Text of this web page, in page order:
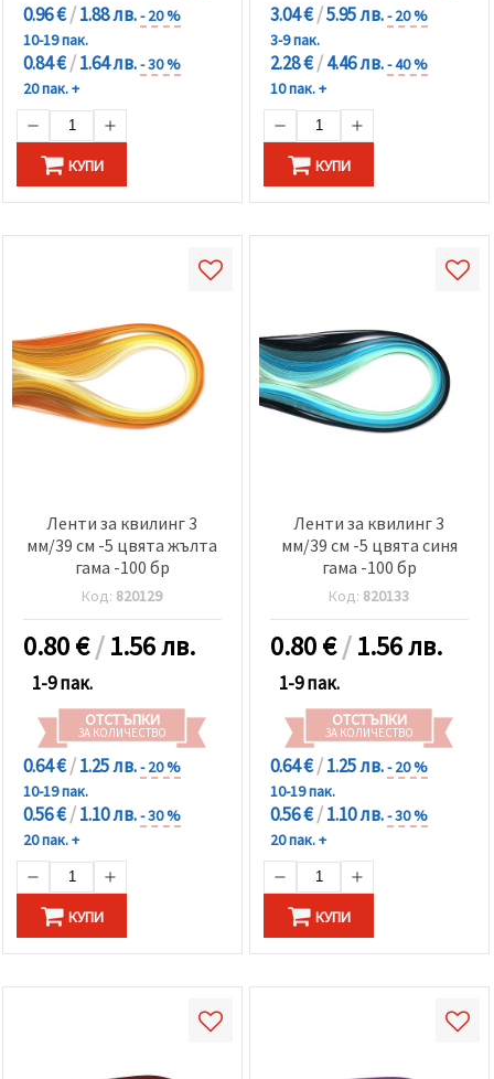
0.96 €/1.88 лв.- 20 %
10-19 пак.
0.84 €/1.64 лв.- 30 %
20 пак. +
КУПИ
3.04 €/5.95 лв.- 20 %
3-9 пак.
2.28 €/4.46 лв.- 40 %
10 пак. +
КУПИ
Ленти за квилинг 3
мм/39 см -5 цвята жълта
гама -100 бр
Код: 820129
0.80€/1.56 лв.
1-9 пак.
ОТСТЪПКИ
ЗА КОЛИЧЕСТВО
0.64 €/1.25 лв.- 20 %
10-19 пак.
0.56 €/1.10 лв.- 30 %
20 пак. +
КУПИ
Ленти за квилинг 3
мм/39 см -5 цвята синя
гама -100 бр
Код: 820133
0.80€/1.56 лв.
1-9 пак.
ОТСТЪПКИ
ЗА КОЛИЧЕСТВО
0.64 €/1.25 лв.- 20 %
10-19 пак.
0.56 €/1.10 лв.- 30 %
20 пак. +
КУПИ